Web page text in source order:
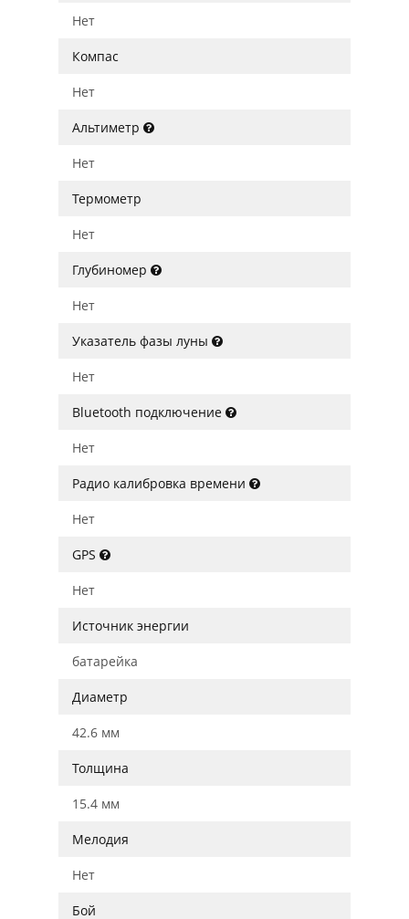
Нет
Компас
Нет
Альтиметр
Нет
Термометр
Нет
Глубиномер
Нет
Указатель фазы луны
Нет
Bluetooth подключение
Нет
Радио калибровка времени
Нет
GPS
Нет
Источник энергии
батарейка
Диаметр
42.6 мм
Толщина
15.4 мм
Мелодия
Нет
Бой